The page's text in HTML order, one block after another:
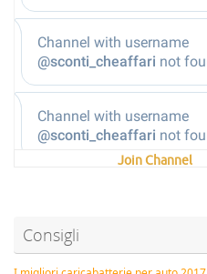
Join Channel
Consigli